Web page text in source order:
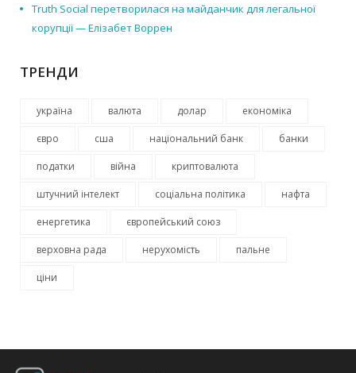
Truth Social перетворилася на майданчик для легальної
корупції — Елізабет Воррен
ТРЕНДИ
україна валюта долар економіка
євро сша національний банк банки
податки війна криптовалюта
штучний інтелект соціальна політика нафта
енергетика європейський союз
верховна рада нерухомість пальне
ціни